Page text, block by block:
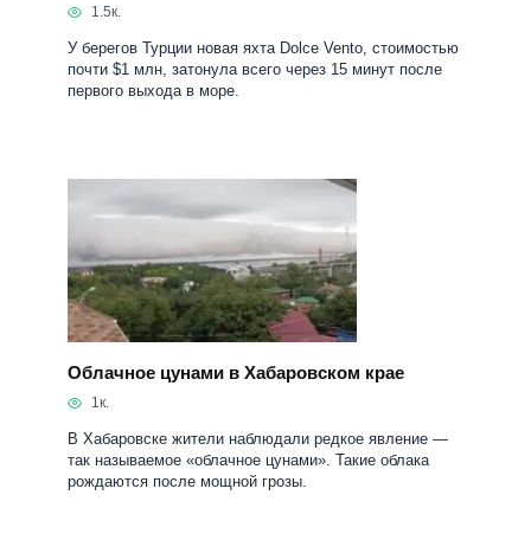
1.5к.
У берегов Турции новая яхта Dolce Vento, стоимостью
почти $1 млн, затонула всего через 15 минут после
первого выхода в море.
Облачное цунами в Хабаровском крае
1к.
В Хабаровске жители наблюдали редкое явление —
так называемое «облачное цунами». Такие облака
рождаются после мощной грозы.